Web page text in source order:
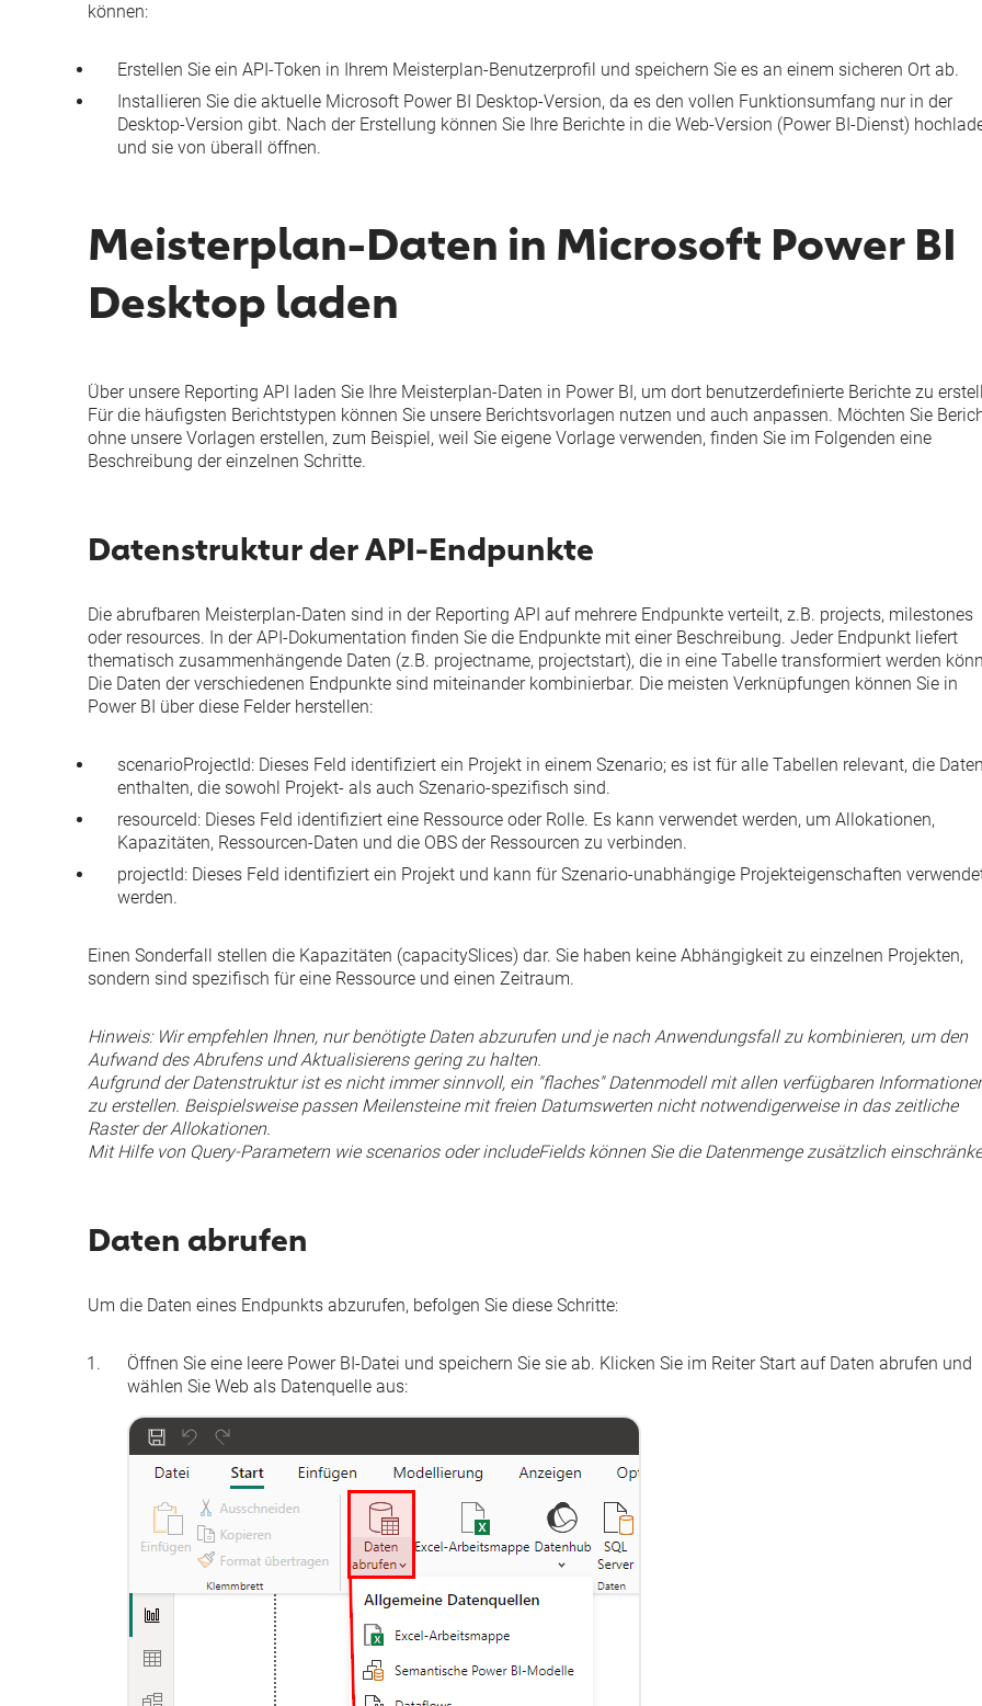
können:
Erstellen Sie ein API-Token in Ihrem Meisterplan-Benutzerprofil und speichern Sie es an einem sicheren Ort ab.
Installieren Sie die aktuelle Microsoft Power BI Desktop-Version, da es den vollen Funktionsumfang nur in der
Desktop-Version gibt. Nach der Erstellung können Sie Ihre Berichte in die Web-Version (Power BI-Dienst)
und sie von überall öffnen.
Meisterplan-Daten in Microsoft Power BI
Desktop laden
Über unsere Reporting API laden Sie Ihre Meisterplan-Daten in Power BI, um dort benutzerdefinierte Berichte zu
Für die häufigsten Berichtstypen können Sie unsere Berichtsvorlagen nutzen und auch anpassen. Möchten Sie
ohne unsere Vorlagen erstellen, zum Beispiel, weil Sie eigene Vorlage verwenden, finden Sie im Folgenden eine
Beschreibung der einzelnen Schritte.
Datenstruktur der API-Endpunkte
Die abrufbaren Meisterplan-Daten sind in der Reporting API auf mehrere Endpunkte verteilt, z.B. projects, milestones
oder resources. In derAPI-Dokumentation finden Sie die Endpunkte mit einer Beschreibung. Jeder Endpunkt liefert
thematisch zusammenhängende Daten (z.B. projectname, projectstart), die in eine Tabelle transformiert werden
Die Daten der verschiedenen Endpunkte sind miteinander kombinierbar. Die meisten Verknüpfungen können Sie in
Power BI über diese Felder herstellen:
scenarioProjectId: Dieses Feld identifiziert ein Projekt in einem Szenario; es ist für alle Tabellen relevant, die
enthalten, die sowohl Projekt- als auch Szenario-spezifisch sind.
resourceId: Dieses Feld identifiziert eine Ressource oder Rolle. Es kann verwendet werden, um Allokationen,
Kapazitäten, Ressourcen-Daten und die OBS der Ressourcen zu verbinden.
projectId: Dieses Feld identifiziert ein Projekt und kann für Szenario-unabhängige Projekteigenschaften
werden.
Einen Sonderfall stellen die Kapazitäten (capacitySlices) dar. Sie haben keine Abhängigkeit zu einzelnen Projekten,
sondern sind spezifisch für eine Ressource und einen Zeitraum.
Hinweis: Wir empfehlen Ihnen, nur benötigte Daten abzurufen und je nach Anwendungsfall zu kombinieren, um den
Aufwand des Abrufens und Aktualisierens gering zu halten.
Aufgrund der Datenstruktur ist es nicht immer sinnvoll, ein "flaches" Datenmodell mit allen verfügbaren
zu erstellen. Beispielsweise passen Meilensteine mit freien Datumswerten nicht notwendigerweise in das zeitliche
Raster der Allokationen.
Mit Hilfe von Query-Parametern wie scenariosoderincludeFieldskönnen Sie die Datenmenge zusätzlich
Daten abrufen
Um die Daten eines Endpunkts abzurufen, befolgen Sie diese Schritte:
Öffnen Sie eine leere Power BI-Datei und speichern Sie sie ab. Klicken Sie im ReiterStart auf Daten abrufen und
wählen Sie Web als Datenquelle aus: